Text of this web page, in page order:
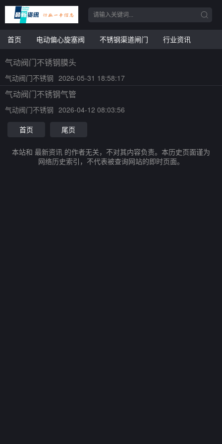
首页 电动偏心旋塞阀 不锈钢渠道闸门 行业资讯
气动阀门不锈钢膜头
气动阀门不锈钢 2026-05-31 18:58:17
气动阀门不锈钢气管
气动阀门不锈钢 2026-04-12 08:03:56
首页
尾页
本站和 最新资讯 的作者无关，不对其内容负责。本历史页面谨为
网络历史索引，不代表被查询网站的即时页面。